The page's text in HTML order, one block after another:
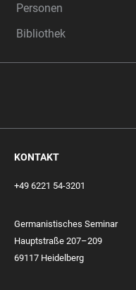
Personen
Bibliothek
KONTAKT
+49 6221 54-3201
Germanistisches Seminar
Hauptstraße 207–209
69117 Heidelberg